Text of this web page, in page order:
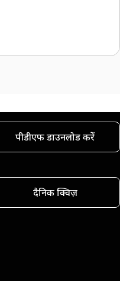
पीडीएफ डाउनलोड करें
दैनिक क्विज़